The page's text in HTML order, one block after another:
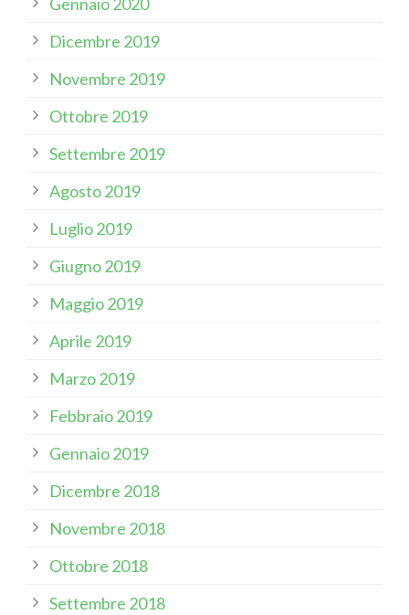
Dicembre 2019
Novembre 2019
Ottobre 2019
Settembre 2019
Agosto 2019
Luglio 2019
Giugno 2019
Maggio 2019
Aprile 2019
Marzo 2019
Febbraio 2019
Gennaio 2019
Dicembre 2018
Novembre 2018
Ottobre 2018
Settembre 2018